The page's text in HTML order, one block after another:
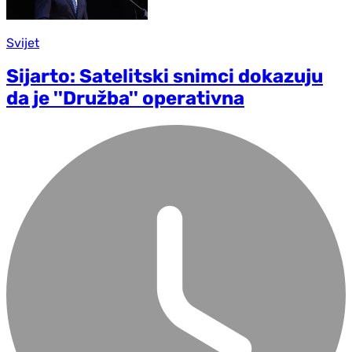
Svijet
Sijarto: Satelitski snimci dokazuju
da je ''Družba'' operativna